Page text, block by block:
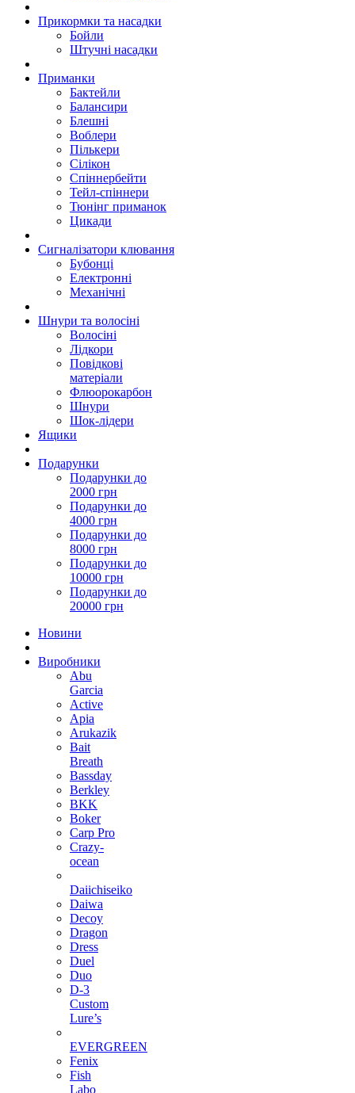
Прикормки та насадки
Бойли
Штучні насадки
Приманки
Бактейли
Балансири
Блешні
Воблери
Пількери
Сілікон
Спіннербейти
Тейл-спіннери
Тюнінг приманок
Цикади
Сигналізатори клювання
Бубонці
Електронні
Механічні
Шнури та волосіні
Волосіні
Лідкори
Повідкові
матеріали
Флюорокарбон
Шнури
Шок-лідери
Ящики
Подарунки
Подарунки до
2000 грн
Подарунки до
4000 грн
Подарунки до
8000 грн
Подарунки до
10000 грн
Подарунки до
20000 грн
Новини
Виробники
Abu
Garcia
Active
Apia
Arukazik
Bait
Breath
Bassday
Berkley
BKK
Boker
Carp Pro
Crazy-
ocean
Daiichiseiko
Daiwa
Decoy
Dragon
Dress
Duel
Duo
D‑3
Custom
Lure’s
EVERGREEN
Fenix
Fish
Labo